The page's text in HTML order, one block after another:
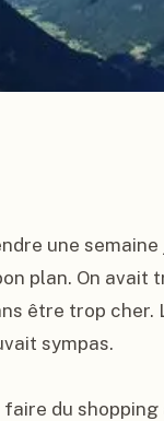
une
plan. On avait
être trop cher.
sympas.
du shopping